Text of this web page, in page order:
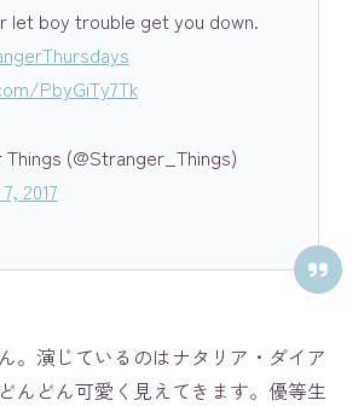
let boy trouble get you down.
PbyGiTy7Tk
(@Stranger_Things)
2017
。演じているのはナタリア・ダイア
んどん可愛く見えてきます。優等生